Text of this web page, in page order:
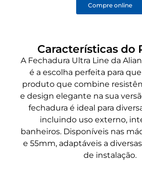
Compre online
Características do
A Fechadura Ultra Line da
é a escolha perfeita para
produto que combine
e design elegante na sua
fechadura é ideal para
incluindo uso externo,
banheiros. Disponíveis nas
e 55mm, adaptáveis a
de instalação.